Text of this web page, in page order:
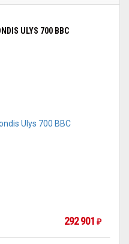
ULYS 700 BBC
292 901 ₽